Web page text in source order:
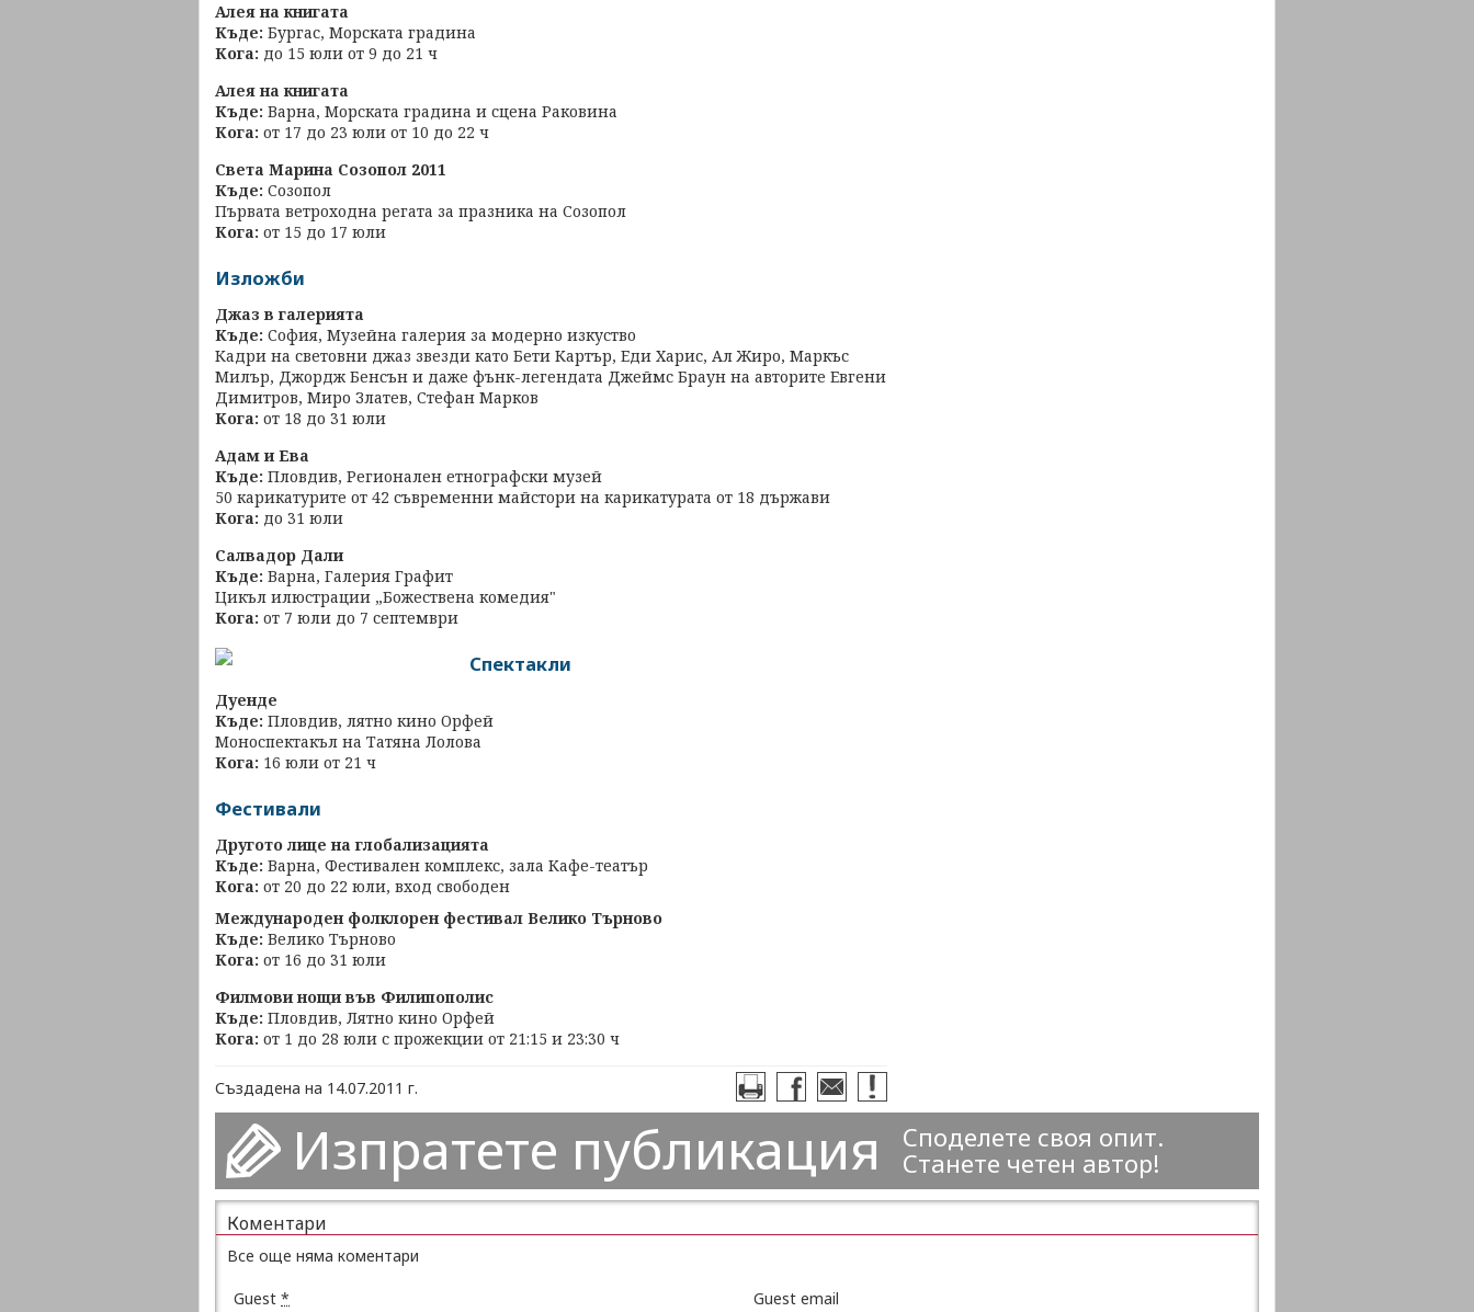
Алея на книгата
Къде: Бургас, Морската градина
Кога: до 15 юли от 9 до 21 ч
Алея на книгата
Къде: Варна, Морската градина и сцена Раковина
Кога: от 17 до 23 юли от 10 до 22 ч
Света Марина Созопол 2011
Къде: Созопол
Първата ветроходна регата за празника на Созопол
Кога: от 15 до 17 юли
Изложби
Джаз в галерията
Къде: София, Музейна галерия за модерно изкуство
Кадри на световни джаз звезди като Бети Картър, Еди Харис, Ал Жиро, Маркъс
Милър, Джордж Бенсън и даже фънк-легендата Джеймс Браун на авторите Евгени
Димитров, Миро Златев, Стефан Марков
Кога: от 18 до 31 юли
Адам и Ева
Къде: Пловдив, Регионален етнографски музей
50 карикатурите от 42 съвременни майстори на карикатурата от 18 държави
Кога: до 31 юли
Салвадор Дали
Къде: Варна, Галерия Графит
Цикъл илюстрации „Божествена комедия"
Кога: от 7 юли до 7 септември
Спектакли
Дуенде
Къде: Пловдив, лятно кино Орфей
Моноспектакъл на Татяна Лолова
Кога: 16 юли от 21 ч
Фестивали
Другото лице на глобализацията
Къде: Варна, Фестивален комплекс, зала Кафе-театър
Кога: от 20 до 22 юли, вход свободен
Международен фолклорен фестивал Велико Търново
Къде: Велико Търново
Кога: от 16 до 31 юли
Филмови нощи във Филипополис
Къде: Пловдив, Лятно кино Орфей
Кога: от 1 до 28 юли с прожекции от 21:15 и 23:30 ч
Създадена на 14.07.2011 г.
Изпратете публикация
Споделете своя опит.
Станете четен автор!
Коментари
Все още няма коментари
Guest * Guest email